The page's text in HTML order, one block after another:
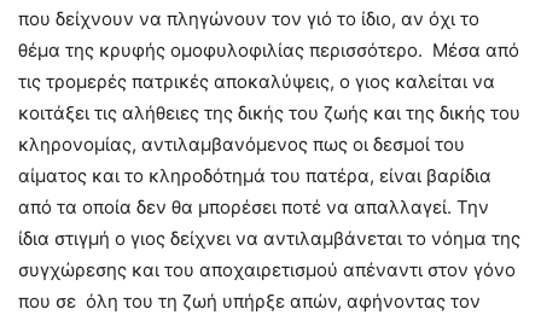
που δείχνουν να πληγώνουν τον γιό το ίδιο, αν όχι το
θέμα της κρυφής ομοφυλοφιλίας περισσότερο. Μέσα από
τις τρομερές πατρικές αποκαλύψεις, ο γιος καλείται να
κοιτάξει τις αλήθειες της δικής του ζωής και της δικής του
κληρονομίας, αντιλαμβανόμενος πως οι δεσμοί του
αίματος και το κληροδότημά του πατέρα, είναι βαρίδια
από τα οποία δεν θα μπορέσει ποτέ να απαλλαγεί. Την
ίδια στιγμή ο γιος δείχνει να αντιλαμβάνεται το νόημα της
συγχώρεσης και του αποχαιρετισμού απέναντι στον γόνο
που σε όλη του τη ζωή υπήρξε απών, αφήνοντας τον